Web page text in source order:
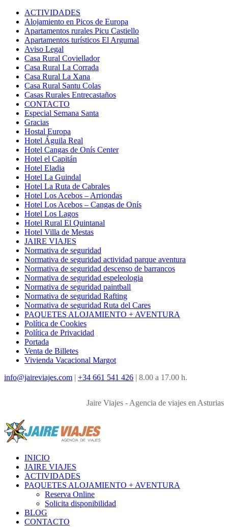
ACTIVIDADES
Alojamiento en Picos de Europa
Apartamentos rurales Picu Castiello
Apartamentos turísticos El Argumal
Aviso Legal
Casa Rural Coviellador
Casa Rural La Corrada
Casa Rural La Xana
Casa Rural Santu Colas
Casas Rurales Entrecastaños
CONTACTO
Especial Semana Santa
Gracias
Hostal Europa
Hotel Águila Real
Hotel Cangas de Onís Center
Hotel el Capitán
Hotel Eladia
Hotel La Guindal
Hotel La Ruta de Cabrales
Hotel Los Acebos – Arriondas
Hotel Los Acebos – Cangas de Onís
Hotel Los Lagos
Hotel Rural El Quintanal
Hotel Villa de Mestas
JAIRE VIAJES
Normativa de seguridad
Normativa de seguridad actividad parque aventura
Normativa de seguridad descenso de barrancos
Normativa de seguridad espeleologia
Normativa de seguridad paintball
Normativa de seguridad Rafting
Normativa de seguridad Ruta del Cares
PAQUETES ALOJAMIENTO + AVENTURA
Política de Cookies
Política de Privacidad
Portada
Venta de Billetes
Vivienda Vacacional Margot
info@jaireviajes.com | +34 661 541 426 | 8.00 a 17.00 h.
Jaire Viajes - Agencia de viajes en Asturias
INICIO
JAIRE VIAJES
ACTIVIDADES
PAQUETES ALOJAMIENTO + AVENTURA
Reserva Online
Solicita disponibilidad
BLOG
CONTACTO